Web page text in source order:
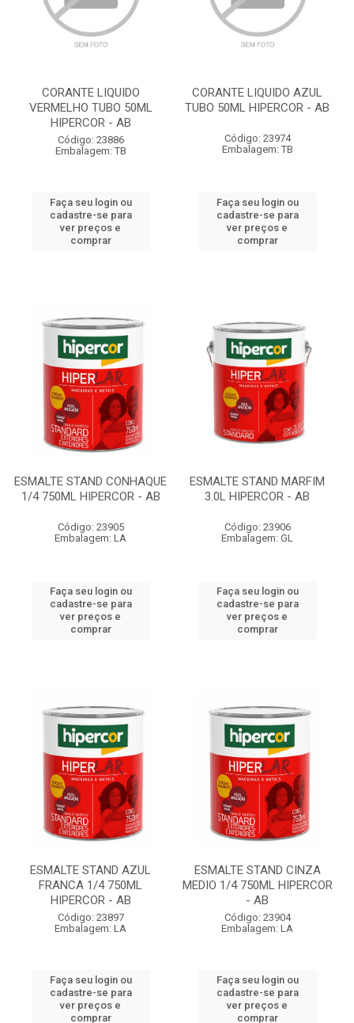
CORANTE LIQUIDO
VERMELHO TUBO 50ML
HIPERCOR - AB
Código: 23886
Embalagem: TB
Faça seu login ou
cadastre-se para
ver preços e
comprar
CORANTE LIQUIDO AZUL
TUBO 50ML HIPERCOR - AB
Código: 23974
Embalagem: TB
Faça seu login ou
cadastre-se para
ver preços e
comprar
ESMALTE STAND CONHAQUE
1/4 750ML HIPERCOR - AB
Código: 23905
Embalagem: LA
Faça seu login ou
cadastre-se para
ver preços e
comprar
ESMALTE STAND MARFIM
3.0L HIPERCOR - AB
Código: 23906
Embalagem: GL
Faça seu login ou
cadastre-se para
ver preços e
comprar
ESMALTE STAND AZUL
FRANCA 1/4 750ML
HIPERCOR - AB
Código: 23897
Embalagem: LA
Faça seu login ou
cadastre-se para
ver preços e
comprar
ESMALTE STAND CINZA
MEDIO 1/4 750ML HIPERCOR
- AB
Código: 23904
Embalagem: LA
Faça seu login ou
cadastre-se para
ver preços e
comprar